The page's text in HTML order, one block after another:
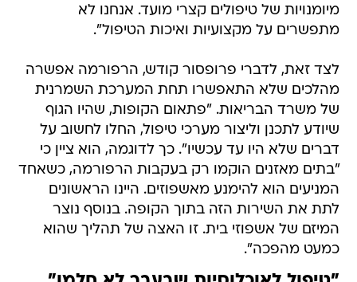
מיומנויות של טיפולים קצרי מועד. אנחנו לא
מתפשרים על מקצועיות ואיכות הטיפול".
לצד זאת, לדברי פרופסור קודש, הרפורמה אפשרה
מהלכים שלא התאפשרו תחת המערכת השמרנית
של משרד הבריאות. "פתאום הקופות, שהיו הגוף
שיודע לתכנן וליצור מערכי טיפול, החלו לחשוב על
דברים שלא היו עד עכשיו". כך לדוגמה, הוא ציין כי
"בתים מאזנים הוקמו רק בעקבות הרפורמה, כשאחד
המניעים הוא להימנע מאשפוזים. היינו הראשונים
לתת את השירות הזה בתוך הקופה. בנוסף נוצר
המיזם של אשפוזי בית. זו האצה של תהליך שהוא
כמעט מהפכה".